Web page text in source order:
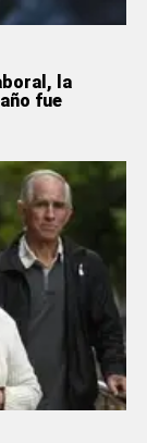
la
fue